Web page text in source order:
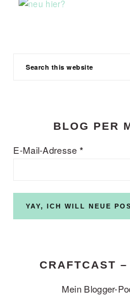
BLOG PER
E-Mail-Adresse *
CRAFTCAST
Mein Blogger-